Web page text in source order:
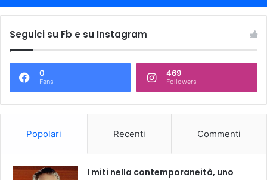
Seguici su Fb e su Instagram
0
Fans
469
Followers
Popolari Recenti Commenti
I miti nella contemporaneità, uno